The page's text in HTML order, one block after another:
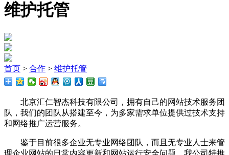
维护托管
首页 > 合作 > 维护托管
北京汇仁智杰科技有限公司，拥有自己的网站技术服务团
队，我们的团队从搭建至今，为多家需求单位提供过技术支持
和网络推广运营服务。
鉴于目前很多企业无专业网络团队，而且无专业人士来管
理企业网站的日常内容更新和网站运行安全问题，我公司特推